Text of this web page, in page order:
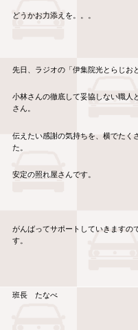
どうかお力添えを。。。
先日、ラジオの「伊集院光とらじお
小林さんの徹底して妥協しない職人
さん。
伝えたい感謝の気持ちを、横でたく
た。
安定の照れ屋さんです。
がんばってサポートしていきますの
す。
班長 たなべ